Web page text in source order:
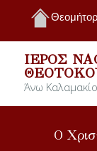
ΙΕΡΌΣ
Άνω
Ο